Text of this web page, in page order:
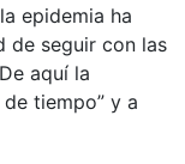
epidemia ha
de seguir con las
aquí la
tiempo” y a